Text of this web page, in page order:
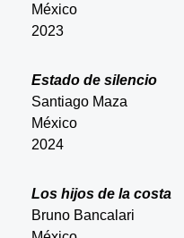
México
2023
Estado de silencio
Santiago Maza
México
2024
Los hijos de la costa
Bruno Bancalari